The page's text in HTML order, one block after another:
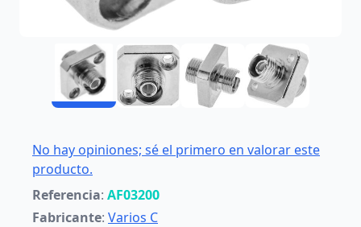
No hay opiniones; sé el primero en valorar este
producto.
Referencia: AF03200
Fabricante: Varios C